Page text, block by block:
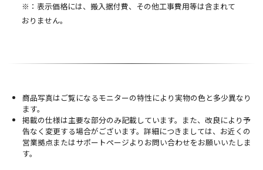
※：表示価格には、搬入据付費、その他工事費用等は含まれて
おりません。
商品写真はご覧になるモニターの特性により実物の色と多少異なり
ます。
掲載の仕様は主要な部分のみ記載しています。また、改良により予
告なく変更する場合がございます。詳細につきましては、お近くの
営業拠点またはサポートページよりお問い合わせをお願いいたしま
す。